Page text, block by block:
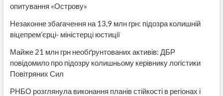
опитування «Острову»
Незаконне збагачення на 13,9 млн грн: підозра колишній
віцепрем’єрці- міністерці юстиції
Майже 21 млн грн необґрунтованих активів: ДБР
повідомило про підозру колишньому керівнику логістики
Повітряних Сил
РНБО розглянула виконання планів стійкості в регіонах і